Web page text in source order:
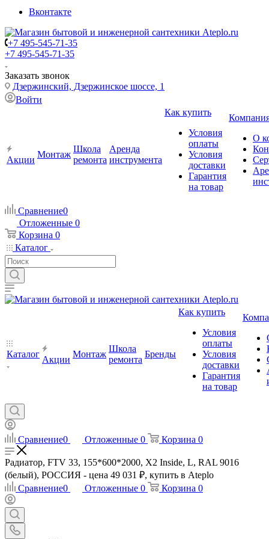
Вконтакте
+7 495-545-71-35
+7 495-545-71-35
Заказать звонок
Дзержинский, Дзержинское шоссе, 1
Войти
Акции
Монтаж
Школа
ремонта
Аренда
инструмента
Как купить
Условия
оплаты
Условия
доставки
Гарантия
на товар
О
Сравнение0
Отложенные 0
Корзина 0
Каталог
Каталог
Акции
Монтаж
Школа
ремонта
Бренды
Как купить
Условия
оплаты
Условия
доставки
Гарантия
на товар
Сравнение0 Отложенные 0 Корзина 0
Радиатор, FTV 33, 155*600*2000, X2 Inside, L, RAL 9016
(белый), РОССИЯ - цена 49 031 ₽, купить в Ateplo
Сравнение0 Отложенные 0 Корзина 0